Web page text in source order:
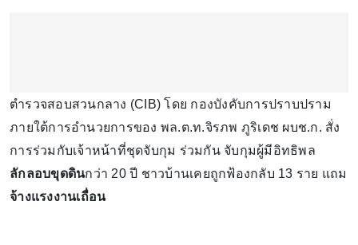
ตำรวจสอบสวนกลาง (CIB) โดย กองบังคับการปราบปราม
ภายใต้การอำนวยการของ พล.ต.ท.จิรภพ ภูริเดช ผบช.ก. สั่ง
การร่วมกับเจ้าหน้าที่ชุดจับกุม ร่วมกัน จับกุมผู้มีอิทธิพล
ลักลอบขุดดินกว่า 20 ปี ชาวบ้านเคยถูกฟ้องกลับ 13 ราย แถม
จ้างแรงงานเถื่อน